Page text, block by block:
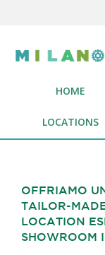
HOME
LOCATIONS
OFFRIAMO
TAILOR-
LOCATION
SHOWROOM